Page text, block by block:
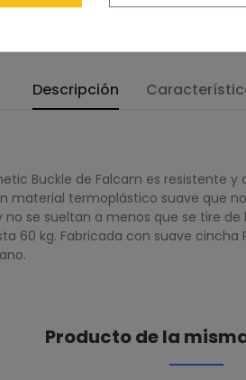
Descripción
Buckle de Falcam es resistente
termoplástico suave que
se sueltan a menos que se tire
60 kg. Fabricada con suave
Producto de la